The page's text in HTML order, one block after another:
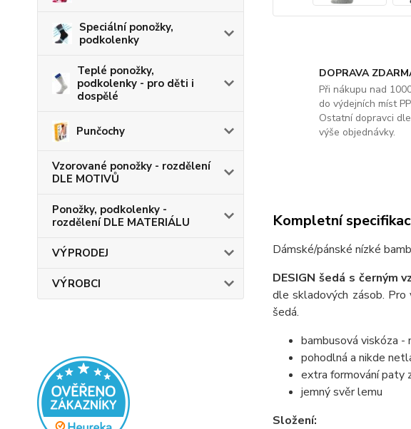
Speciální ponožky,
podkolenky
Teplé ponožky,
podkolenky - pro děti i
dospělé
Punčochy
Vzorované ponožky - rozdělení
DLE MOTIVŮ
Ponožky, podkolenky -
rozdělení DLE MATERIÁLU
VÝPRODEJ
VÝROBCI
DOPRAVA
Při nákupu nad
do výdejních míst
Ostatní dopravci dle
výše objednávky.
Kompletní
Dámské/pánské nízké
DESIGN šedá s černým
dle skladových zásob.
šedá.
bambusová viskóza -
pohodlná a nikde
extra formování paty
jemný svěr lemu
Složení: